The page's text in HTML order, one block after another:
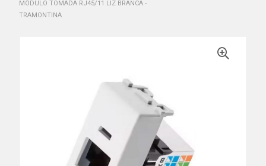
MÓDULO TOMADA RJ45/11 LIZ BRANCA -
TRAMONTINA